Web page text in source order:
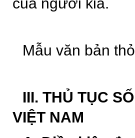
Mẫu văn bản
III. THỦ TỤC
VIỆT NAM